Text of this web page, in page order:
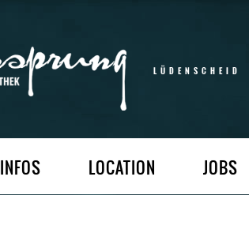
LÜDENSCHEID
INFOS LOCATION JOBS